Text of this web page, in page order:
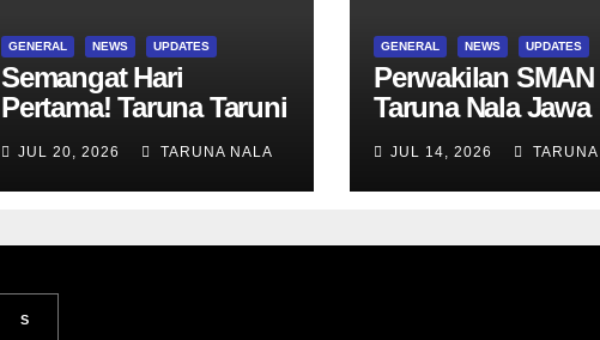
GENERAL NEWS UPDATES
Semangat Hari
Pertama! Taruna Taruni
bersama Wali Kelas
dan Tes Asesmen
JUL 20, 2026 TARUNA NALA
GENERAL NEWS UPDATES
Perwakilan SMAN
Taruna Nala Jawa
Camp di Da-Yeh
University, Taiwan
JUL 14, 2026
S